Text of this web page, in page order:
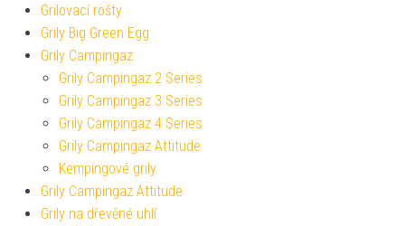
Grilovací rošty
Grily Big Green Egg
Grily Campingaz
Grily Campingaz 2 Series
Grily Campingaz 3 Series
Grily Campingaz 4 Series
Grily Campingaz Attitude
Kempingové grily
Grily Campingaz Attitude
Grily na dřevěné uhlí